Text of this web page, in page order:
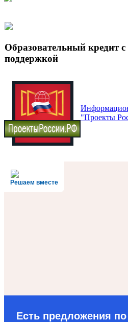
Образовательный кредит с
поддержкой
"Проекты
Решаем вместе
Есть предложения по